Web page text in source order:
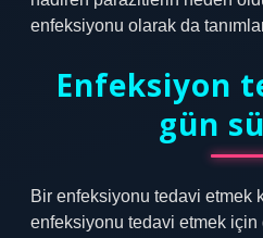
enfeksiyonu olarak da
Enfeksiyon
gün
Bir enfeksiyonu tedavi etmek
enfeksiyonu tedavi etmek için